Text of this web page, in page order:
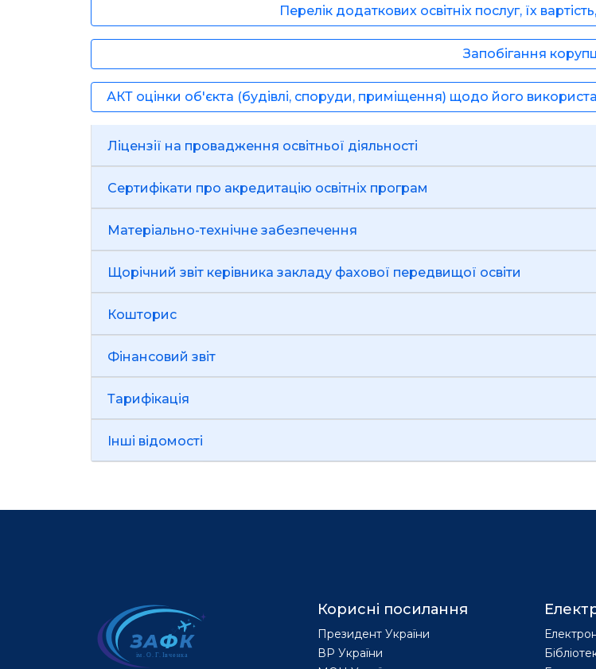
Перелік додаткових освітніх послуг, їх
Запобігання
АКТ оцінки об'єкта (будівлі, споруди, приміщення) щодо його
Ліцензії на провадження освітньої діяльності
Сертифікати про акредитацію освітніх програм
Матеріально-технічне забезпечення
Щорічний звіт керівника закладу фахової передвищої освіти
Кошторис
Фінансовий звіт
Тарифікація
Інші відомості
Корисні посилання
Президент України
ВР України